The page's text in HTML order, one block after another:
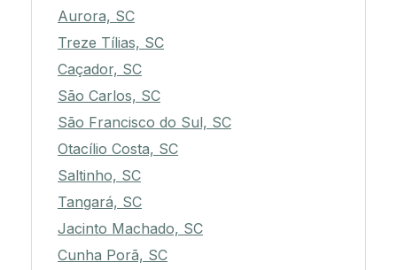
Aurora, SC
Treze Tílias, SC
Caçador, SC
São Carlos, SC
São Francisco do Sul, SC
Otacílio Costa, SC
Saltinho, SC
Tangará, SC
Jacinto Machado, SC
Cunha Porã, SC